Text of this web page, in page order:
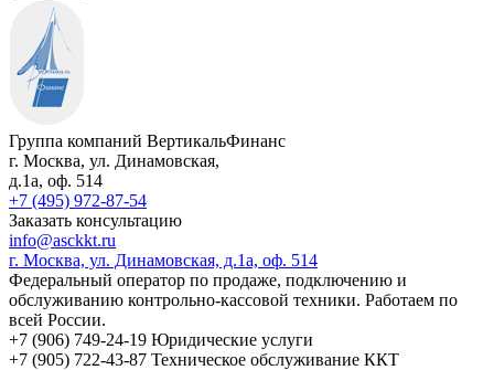
Группа компаний ВертикальФинанс
г. Москва, ул. Динамовская,
д.1а, оф. 514
+7 (495) 972-87-54
Заказать консультацию
info@asckkt.ru
г. Москва, ул. Динамовская, д.1а, оф. 514
Федеральный оператор по продаже, подключению и
обслуживанию контрольно-кассовой техники. Работаем по
всей России.
+7 (906) 749-24-19 Юридические услуги
+7 (905) 722-43-87 Техническое обслуживание ККТ